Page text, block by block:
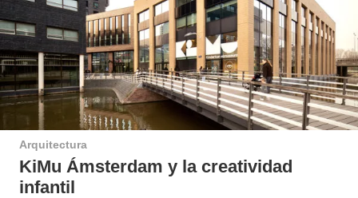
Arquitectura
KiMu Ámsterdam y la creatividad
infantil